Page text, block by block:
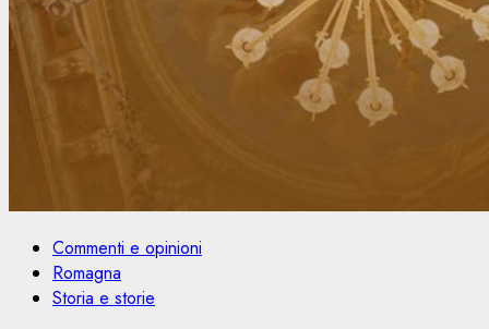
Commenti e opinioni
Romagna
Storia e storie